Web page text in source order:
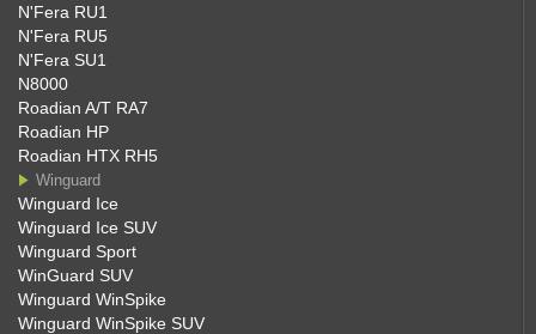
N'Fera RU1
N'Fera RU5
N'Fera SU1
N8000
Roadian A/T RA7
Roadian HP
Roadian HTX RH5
Winguard
Winguard Ice
Winguard Ice SUV
Winguard Sport
WinGuard SUV
Winguard WinSpike
Winguard WinSpike SUV